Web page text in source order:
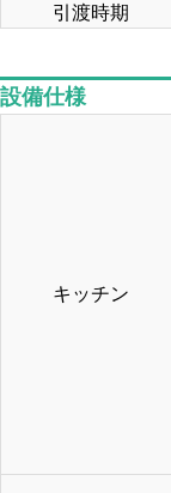
引渡時期
設備仕様
キッチン